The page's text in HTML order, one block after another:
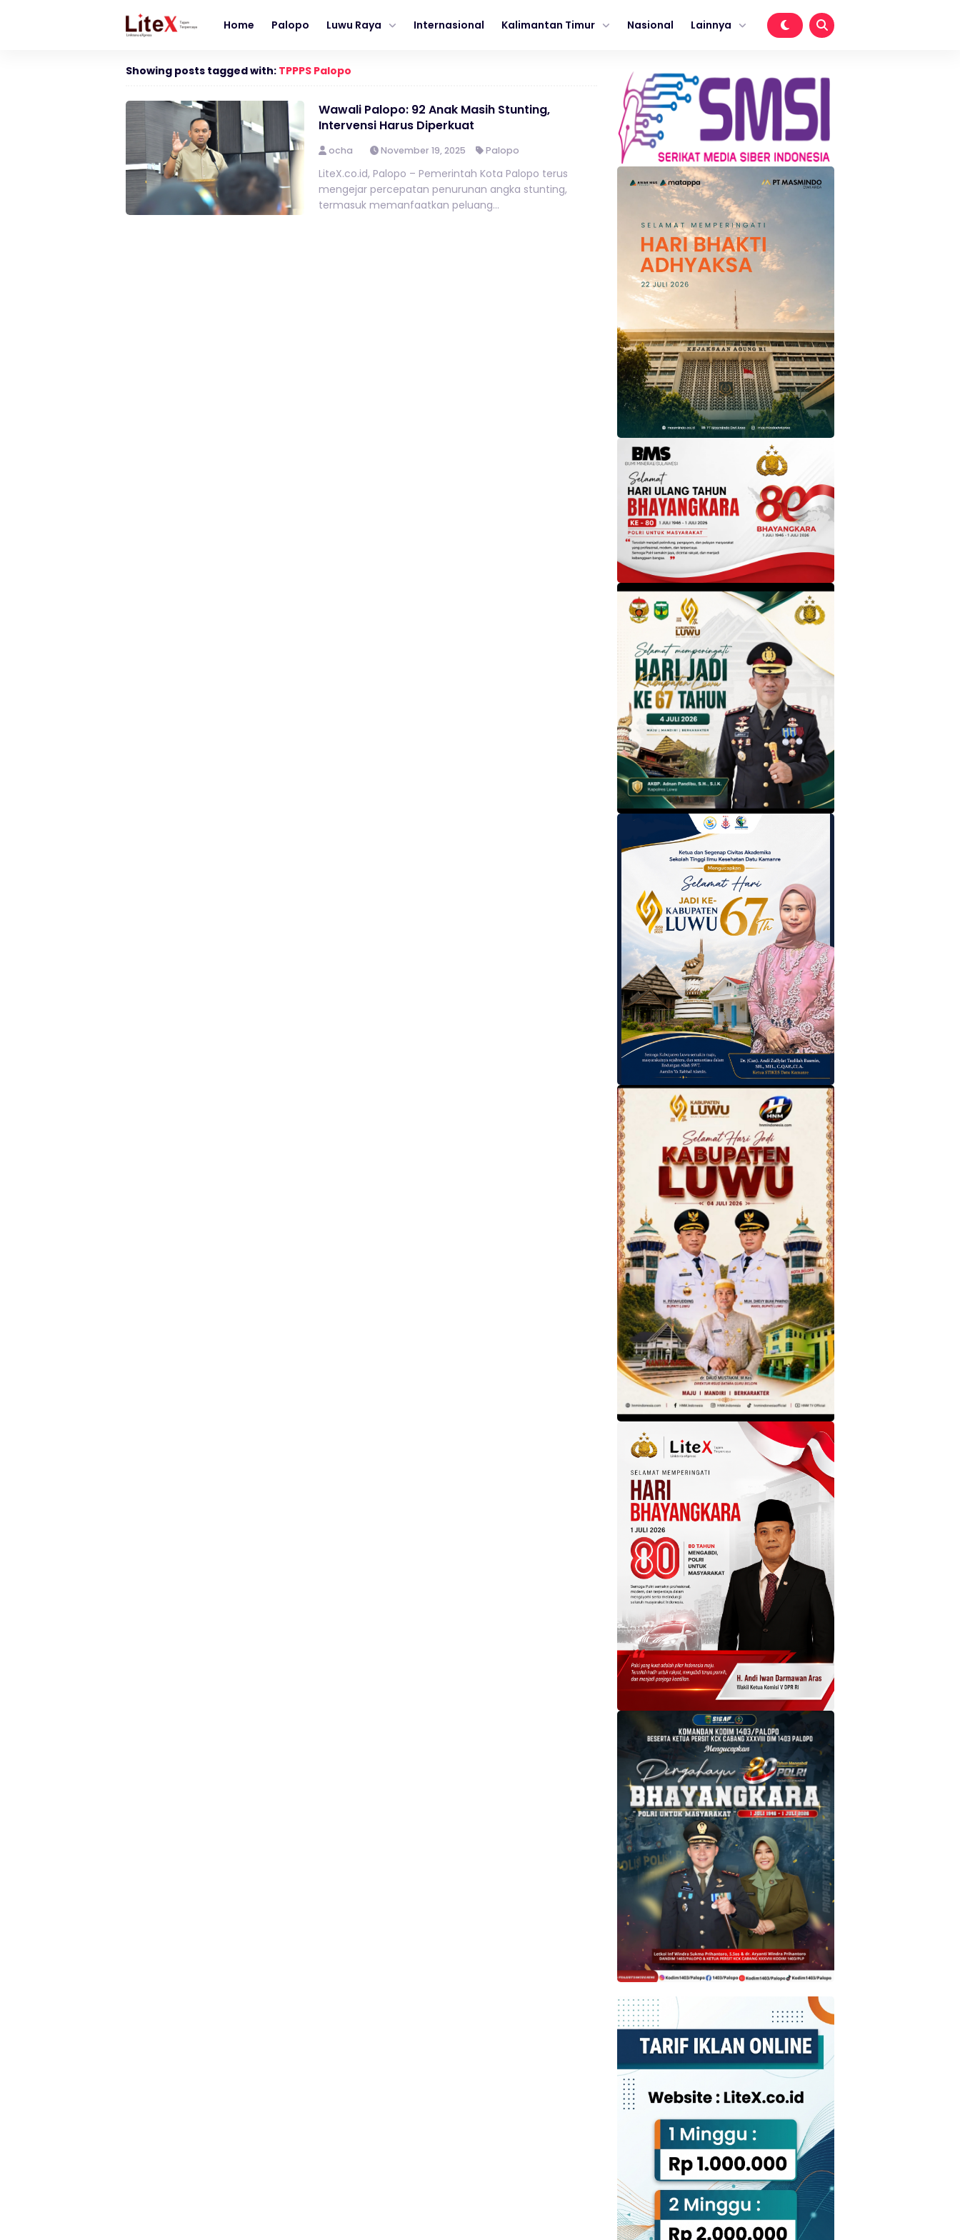
Home Palopo Luwu Raya Internasional Kalimantan Timur Nasional Lainnya
Showing posts tagged with: TPPPS Palopo
Wawali Palopo: 92 Anak Masih Stunting,
Intervensi Harus Diperkuat
ocha November 19, 2025 Palopo
LiteX.co.id, Palopo – Pemerintah Kota Palopo terus
mengejar percepatan penurunan angka stunting,
termasuk memanfaatkan peluang...